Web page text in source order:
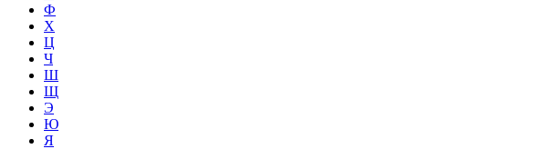
Ф
Х
Ц
Ч
Ш
Щ
Э
Ю
Я